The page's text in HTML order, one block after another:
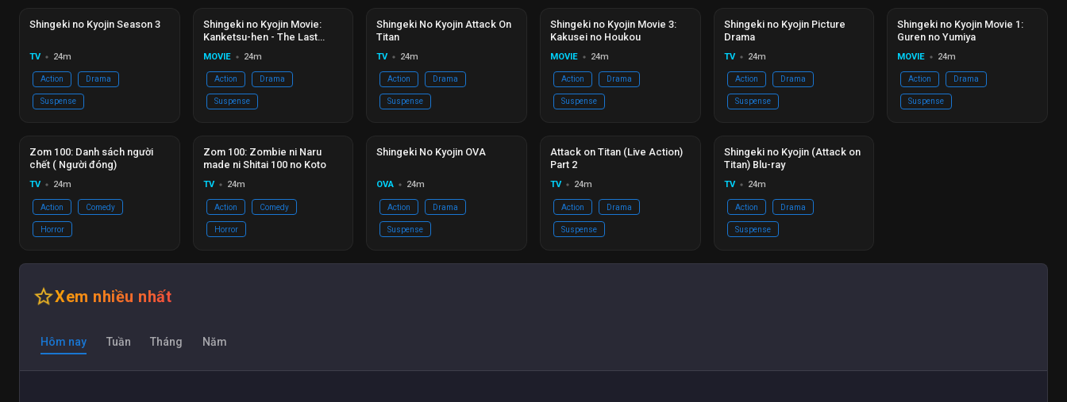
Shingeki no Kyojin Season 3
TV circle 24m
Action Drama
Suspense
Shingeki no Kyojin Movie:
Kanketsu-hen - The Last
MOVIE circle 24m
Action Drama
Suspense
Shingeki No Kyojin Attack On
Titan
TV circle 24m
Action Drama
Suspense
Shingeki no Kyojin Movie 3:
Kakusei no Houkou
MOVIE circle 24m
Action Drama
Suspense
Shingeki no Kyojin Picture
Drama
TV circle 24m
Action Drama
Suspense
Shingeki no Kyojin Movie 1:
Guren no Yumiya
MOVIE circle 24m
Action Drama
Suspense
Zom 100: Danh sách người
chết ( Người đóng)
TV circle 24m
Action Comedy
Horror
Zom 100: Zombie ni Naru
made ni Shitai 100 no Koto
TV circle 24m
Action Comedy
Horror
Shingeki No Kyojin OVA
OVA circle 24m
Action Drama
Suspense
Attack on Titan (Live Action)
Part 2
TV circle 24m
Action Drama
Suspense
Shingeki no Kyojin (Attack on
Titan) Blu-ray
TV circle 24m
Action Drama
Suspense
star_outlineXem nhiều nhất
Hôm nay Tuần Tháng Năm